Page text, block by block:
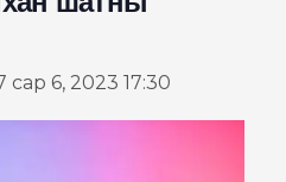
сар 6, 2023 17:30